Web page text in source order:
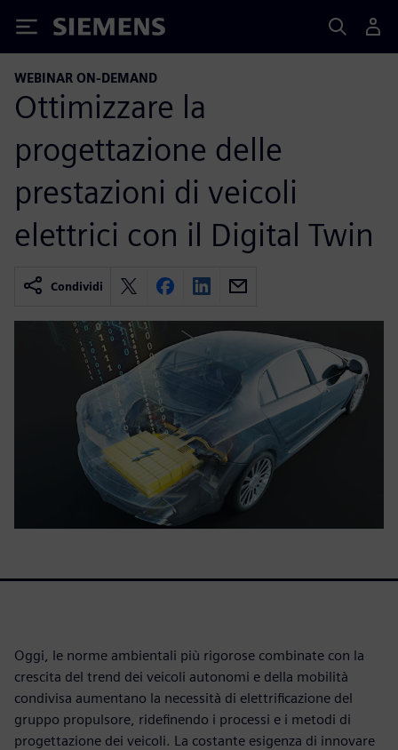
Siemens
WEBINAR ON-DEMAND
Ottimizzare la
progettazione delle
prestazioni di veicoli
elettrici con il Digital Twin
Condividi
Oggi, le norme ambientali più rigorose combinate con la
crescita del trend dei veicoli autonomi e della mobilità
condivisa aumentano la necessità di elettrificazione del
gruppo propulsore, ridefinendo i processi e i metodi di
progettazione dei veicoli. La costante esigenza di innovare